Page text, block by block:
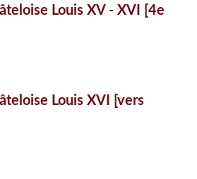
Louis XV - XVI [4e
Louis XVI [vers